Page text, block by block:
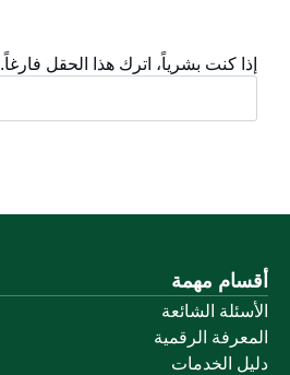
إذا كنت بشرياً، اترك هذا الحقل فارغاً.
أقسام مهمة
الأسئلة الشائعة
المعرفة الرقمية
دليل الخدمات